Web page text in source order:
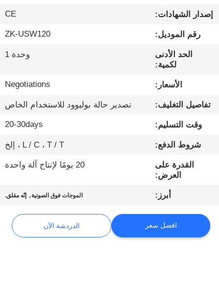
معلومات
جولة
المصنع
ضبط
الجودة
اتصل
أخبار
إصدار الشهادات: CE
رقم الموديل: ZK-USW120
الحد الأدنى
لكمية:
وحدة 1
الأسعار: Negotiations
تفاصيل التغليف: تصدير حالة بوليوود للاستخدام الخاص
وقت التسليم: 20-30days
شروط الدفع: L / C ، T / T ، إلخ
القدرة على
العرض:
20 يومًا لإنتاج آلة واحدة
أبرز: الموجات فوق الصوتية, إنّه مقلق.
افضل سعر الدردشة الآن